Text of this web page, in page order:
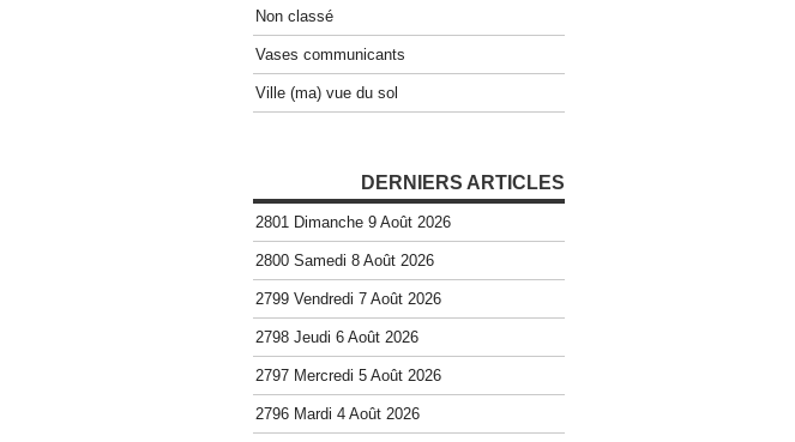
Non classé
Vases communicants
Ville (ma) vue du sol
DERNIERS ARTICLES
2801 Dimanche 9 Août 2026
2800 Samedi 8 Août 2026
2799 Vendredi 7 Août 2026
2798 Jeudi 6 Août 2026
2797 Mercredi 5 Août 2026
2796 Mardi 4 Août 2026